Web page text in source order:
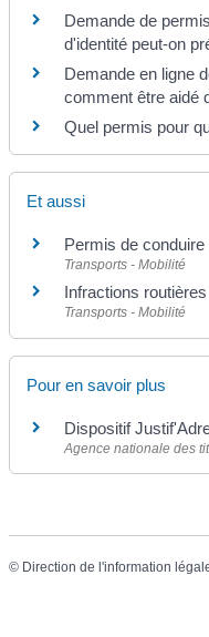
Demande de
d'identité peut-on
Demande en ligne
comment être aidé
Quel permis pour
Et aussi
Permis de conduire
Transports - Mobilité
Infractions routières
Transports - Mobilité
Pour en savoir plus
Dispositif
Agence nationale des
© Direction de l'information